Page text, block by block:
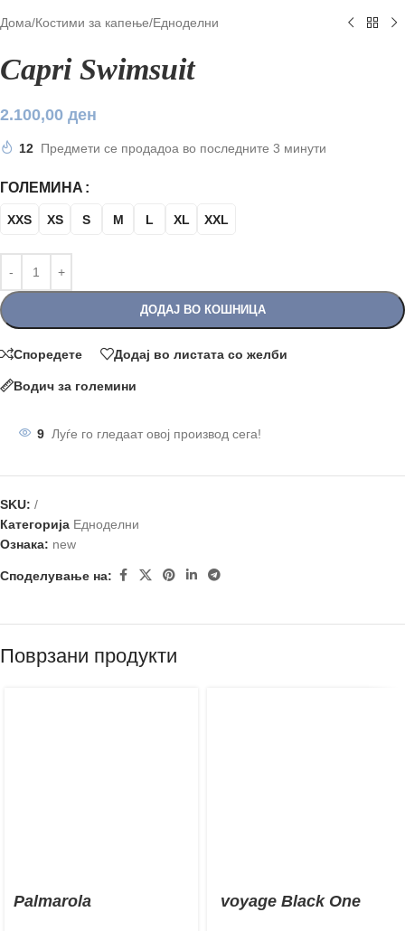
Дома/Костими за капење/Едноделни
Capri Swimsuit
2.100,00 ден
12 Предмети се продадоа во последните 3 минути
ГОЛЕМИНА
XXS XS S M L XL XXL
ДОДАЈ ВО КОШНИЦА
Споредете Додај во листата со желби
Водич за големини
9 Луѓе го гледаат овој производ сега!
SKU: /
Категорија Едноделни
Ознака: new
Споделување на:
Поврзани продукти
Palmarola
voyage Black One